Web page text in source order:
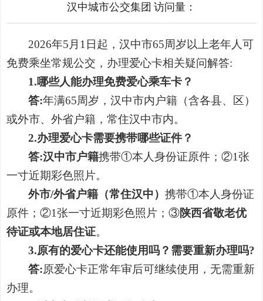
汉中城市公交集团 访问量：
2026年5月1日起，汉中市65周岁以上老年人可
免费乘坐常规公交，办理爱心卡相关疑问解答:
1.哪些人能办理免费爱心乘车卡？
答:年满65周岁，汉中市内户籍（含各县、区）
或外市、外省户籍，常住汉中市内。
2.办理爱心卡需要携带哪些证件？
答:汉中市户籍携带①本 人身份证原件；②1张
一寸近期彩色照片。
外市/外省户籍（常住汉中）携带①本 人身份证
原件；②1张一寸近期彩色照片；③陕西省敬老优
待证或本地居住证。
3.原有的爱心卡还能使用吗？需要重新办理吗?
答:原爱心卡正常年审后可继续使用，无需重新
办理。